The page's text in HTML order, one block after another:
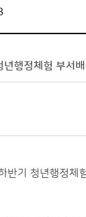
행정체험 부서
반기 청년행정체